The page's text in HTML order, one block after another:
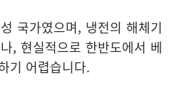
국가였으며, 냉전의 해체기
, 현실적으로 한반도에서 베
기 어렵습니다.